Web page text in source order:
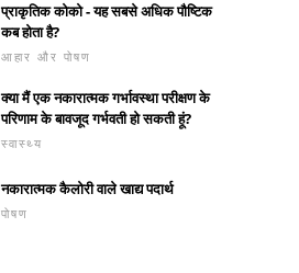
प्राकृतिक कोको - यह सबसे अधिक पौष्टिक
कब होता है?
आहार और पोषण
क्या मैं एक नकारात्मक गर्भावस्था परीक्षण के
परिणाम के बावजूद गर्भवती हो सकती हूं?
स्वास्थ्य
नकारात्मक कैलोरी वाले खाद्य पदार्थ
पोषण